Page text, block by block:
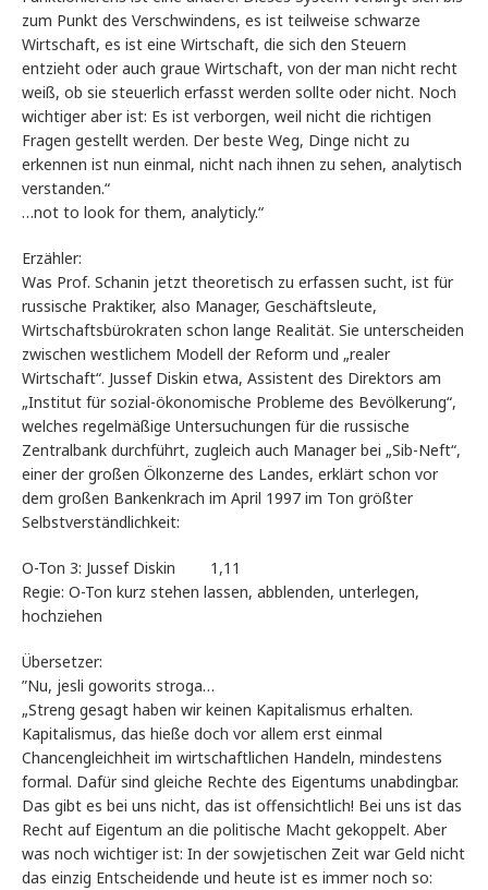
zum Punkt des Verschwindens, es ist teilweise schwarze
Wirtschaft, es ist eine Wirtschaft, die sich den Steuern
entzieht oder auch graue Wirtschaft, von der man nicht recht
weiß, ob sie steuerlich erfasst werden sollte oder nicht. Noch
wichtiger aber ist: Es ist verborgen, weil nicht die richtigen
Fragen gestellt werden. Der beste Weg, Dinge nicht zu
erkennen ist nun einmal, nicht nach ihnen zu sehen, analytisch
verstanden.“
…not to look for them, analyticly.“
Erzähler:
Was Prof. Schanin jetzt theoretisch zu erfassen sucht, ist für
russische Praktiker, also Manager, Geschäftsleute,
Wirtschaftsbürokraten schon lange Realität. Sie unterscheiden
zwischen westlichem Modell der Reform und „realer
Wirtschaft“. Jussef Diskin etwa, Assistent des Direktors am
„Institut für sozial-ökonomische Probleme des Bevölkerung“,
welches regelmäßige Untersuchungen für die russische
Zentralbank durchführt, zugleich auch Manager bei „Sib-Neft“,
einer der großen Ölkonzerne des Landes, erklärt schon vor
dem großen Bankenkrach im April 1997 im Ton größter
Selbstverständlichkeit:
O-Ton 3: Jussef Diskin 1,11
Regie: O-Ton kurz stehen lassen, abblenden, unterlegen,
hochziehen
Übersetzer:
”Nu, jesli goworits stroga…
„Streng gesagt haben wir keinen Kapitalismus erhalten.
Kapitalismus, das hieße doch vor allem erst einmal
Chancengleichheit im wirtschaftlichen Handeln, mindestens
formal. Dafür sind gleiche Rechte des Eigentums unabdingbar.
Das gibt es bei uns nicht, das ist offensichtlich! Bei uns ist das
Recht auf Eigentum an die politische Macht gekoppelt. Aber
was noch wichtiger ist: In der sowjetischen Zeit war Geld nicht
das einzig Entscheidende und heute ist es immer noch so: